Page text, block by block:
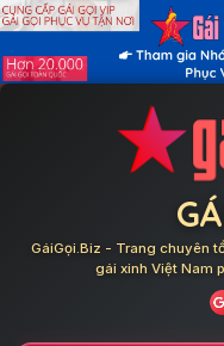
Skip
GáiGọi.Biz - Trang chuyên
gái xinh Việt Nam